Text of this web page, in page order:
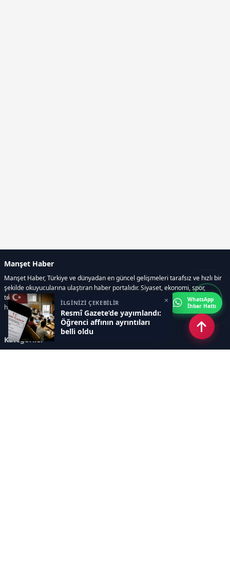
İLGİNİZİ ÇEKEBİLİR
Resmî Gazete’de yayımlandı:
Öğrenci affının ayrıntıları
belli oldu
×
Manşet Haber
Manşet Haber, Türkiye ve dünyadan en güncel gelişmeleri tarafsız ve hızlı bir
şekilde okuyucularına ulaştıran haber portalıdır. Siyaset, ekonomi, spor,
teknoloji, kültür-sanat ve yaşam kategorilerinde doğru, güvenilir ve anlık
haberler sunar.
Kategoriler
WhatsApp
İhbar Hattı